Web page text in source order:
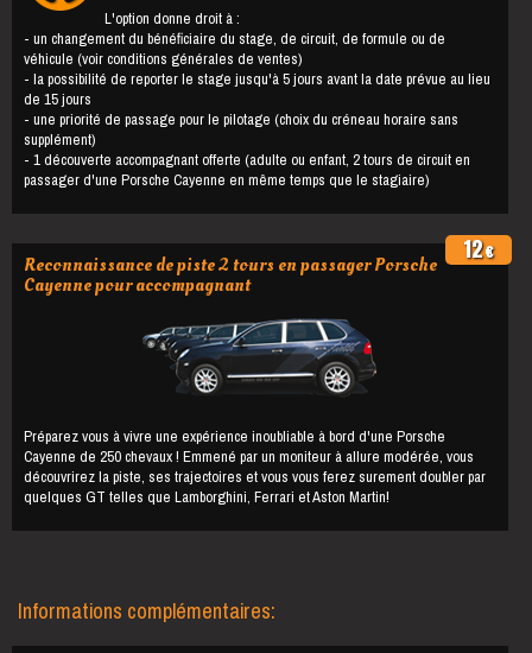
L'option donne droit à :
- un changement du bénéficiaire du stage, de circuit, de formule ou de
véhicule (voir conditions générales de ventes)
- la possibilité de reporter le stage jusqu'à 5 jours avant la date prévue au lieu
de 15 jours
- une priorité de passage pour le pilotage (choix du créneau horaire sans
supplément)
- 1 découverte accompagnant offerte (adulte ou enfant, 2 tours de circuit en
passager d'une Porsche Cayenne en même temps que le stagiaire)
Reconnaissance de piste 2 tours en passager Porsche
Cayenne pour accompagnant
12€
Préparez vous à vivre une expérience inoubliable à bord d'une Porsche
Cayenne de 250 chevaux ! Emmené par un moniteur à allure modérée, vous
découvrirez la piste, ses trajectoires et vous vous ferez surement doubler par
quelques GT telles que Lamborghini, Ferrari et Aston Martin!
Informations complémentaires: